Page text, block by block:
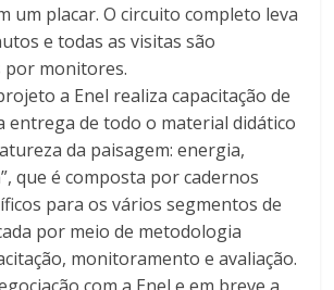
um placar. O circuito completo leva
e todas as visitas são
por monitores.
a Enel realiza capacitação de
entrega de todo o material didático
da paisagem: energia,
que é composta por cadernos
para os vários segmentos de
por meio de metodologia
monitoramento e avaliação.